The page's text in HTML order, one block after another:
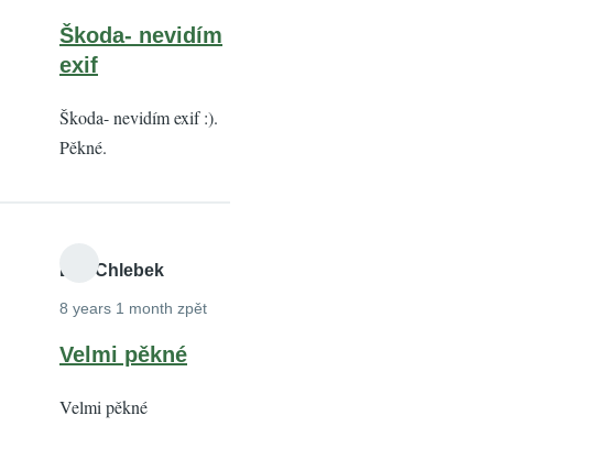
Škoda- nevidím
exif
Škoda- nevidím exif :).
Pěkné.
Lev Chlebek
8 years 1 month zpět
Velmi pěkné
Velmi pěkné